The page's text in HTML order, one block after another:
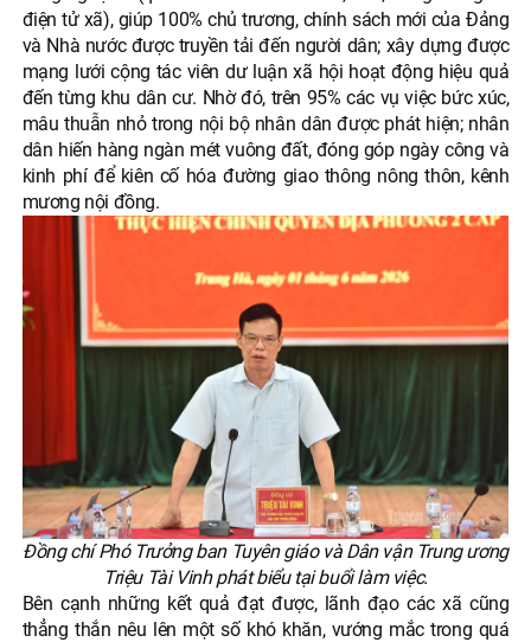
điện tử xã), giúp 100% chủ trương, chính sách mới của Đảng
và Nhà nước được truyền tải đến người dân; xây dựng được
mạng lưới cộng tác viên dư luận xã hội hoạt động hiệu quả
đến từng khu dân cư. Nhờ đó, trên 95% các vụ việc bức xúc,
mâu thuẫn nhỏ trong nội bộ nhân dân được phát hiện; nhân
dân hiến hàng ngàn mét vuông đất, đóng góp ngày công và
kinh phí để kiên cố hóa đường giao thông nông thôn, kênh
mương nội đồng.
Đồng chí Phó Trưởng ban Tuyên giáo và Dân vận Trung ương
Triệu Tài Vinh phát biểu tại buổi làm việc.
Bên cạnh những kết quả đạt được, lãnh đạo các xã cũng
thẳng thắn nêu lên một số khó khăn, vướng mắc trong quá